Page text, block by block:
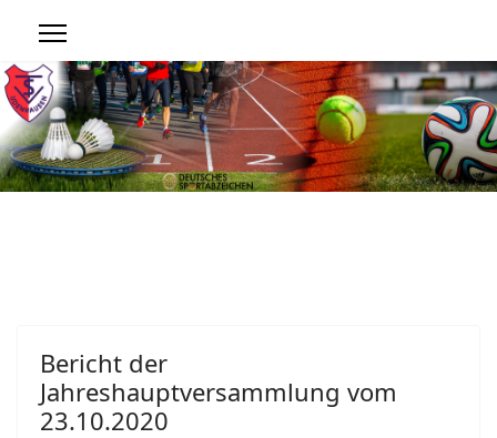
Bericht der
Jahreshauptversammlung vom
23.10.2020